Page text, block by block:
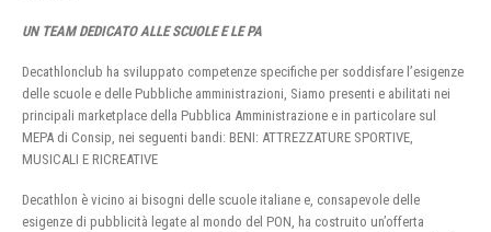
UN TEAM DEDICATO ALLE SCUOLE E LE PA
Decathlonclub ha sviluppato competenze specifiche per soddisfare l’esigenze
delle scuole e delle Pubbliche amministrazioni, Siamo presenti e abilitati nei
principali marketplace della Pubblica Amministrazione e in particolare sul
MEPA di Consip, nei seguenti bandi: BENI: ATTREZZATURE SPORTIVE,
MUSICALI E RICREATIVE
Decathlon è vicino ai bisogni delle scuole italiane e, consapevole delle
esigenze di pubblicità legate al mondo del PON, ha costruito un’offerta